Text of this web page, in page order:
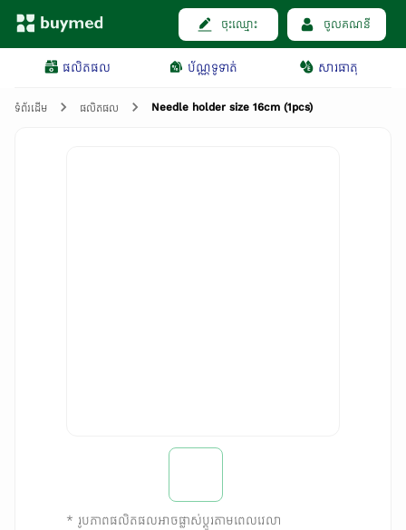
ចុះឈ្មោះ ចូលគណនី
ផលិតផល ប័ណ្ណទូទាត់ សារធាតុ
ទំព័រដើម ផលិតផល Needle holder size 16cm​ (1pcs)
* រូបភាពផលិតផលអាចផ្លាស់ប្តូរតាមពេលវេលា